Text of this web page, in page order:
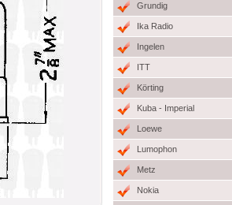
Grundig
Ika Radio
Ingelen
ITT
Körting
Kuba - Imperial
Loewe
Lumophon
Metz
Nokia